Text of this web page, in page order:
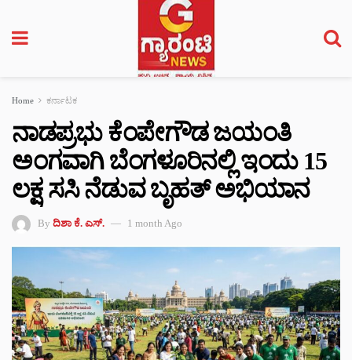
Home ಕರ್ನಾಟಕ
ನಾಡಪ್ರಭು ಕೆಂಪೇಗೌಡ ಜಯಂತಿ
ಅಂಗವಾಗಿ ಬೆಂಗಳೂರಿನಲ್ಲಿ ಇಂದು 15
ಲಕ್ಷ ಸಸಿ ನೆಡುವ ಬೃಹತ್ ಅಭಿಯಾನ
By ದಿಶಾ ಕೆ. ಎಸ್. 1 month Ago